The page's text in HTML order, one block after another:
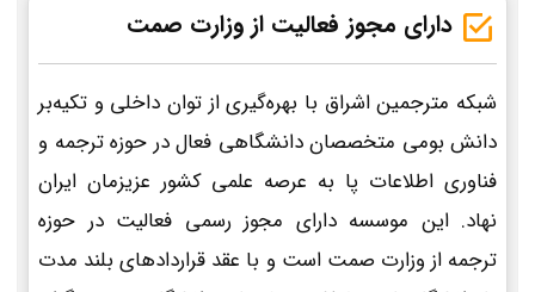
دارای مجوز فعالیت از وزارت صمت
شبکه مترجمین اشراق با بهره‌گیری از توان داخلی و تکیه‌بر
دانش بومی متخصصان دانشگاهی فعال در حوزه ترجمه و
فناوری اطلاعات پا به عرصه علمی کشور عزیزمان ایران
نهاد. این موسسه دارای مجوز رسمی فعالیت در حوزه
ترجمه از وزارت صمت است و با عقد قراردادهای بلند مدت